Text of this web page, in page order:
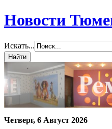
Новости
Искать...
Четверг, 6 Август 2026